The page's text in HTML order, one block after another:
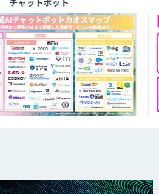
チャットボット